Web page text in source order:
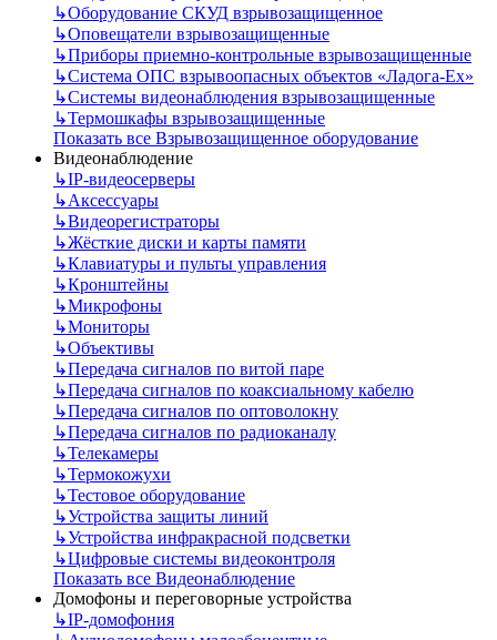
↳Оборудование СКУД взрывозащищенное
↳Оповещатели взрывозащищенные
↳Приборы приемно-контрольные взрывозащищенные
↳Система ОПС взрывоопасных объектов «Ладога-Ex»
↳Системы видеонаблюдения взрывозащищенные
↳Термошкафы взрывозащищенные
Показать все Взрывозащищенное оборудование
Видеонаблюдение
↳IP-видеосерверы
↳Аксессуары
↳Видеорегистраторы
↳Жёсткие диски и карты памяти
↳Клавиатуры и пульты управления
↳Кронштейны
↳Микрофоны
↳Мониторы
↳Объективы
↳Передача сигналов по витой паре
↳Передача сигналов по коаксиальному кабелю
↳Передача сигналов по оптоволокну
↳Передача сигналов по радиоканалу
↳Телекамеры
↳Термокожухи
↳Тестовое оборудование
↳Устройства защиты линий
↳Устройства инфракрасной подсветки
↳Цифровые системы видеоконтроля
Показать все Видеонаблюдение
Домофоны и переговорные устройства
↳IP-домофония